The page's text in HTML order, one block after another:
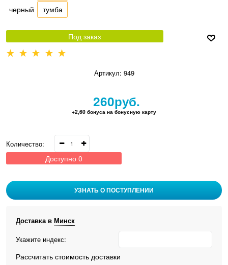
черный тумба
Под заказ
Артикул: 949
260руб.
+2,60 бонуса на бонусную карту
Количество:
Доступно 0
УЗНАТЬ О ПОСТУПЛЕНИИ
Доставка в Минск
Укажите индекс:
Рассчитать стоимость доставки